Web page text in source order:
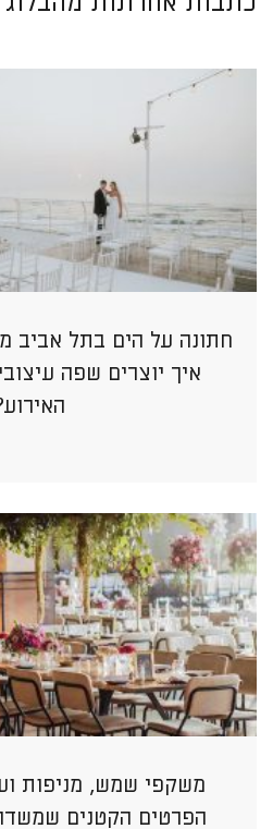
חתונה על הים בתל אביב
איך יוצרים שפה
משקפי שמש, מניפות
הפרטים הקטנים